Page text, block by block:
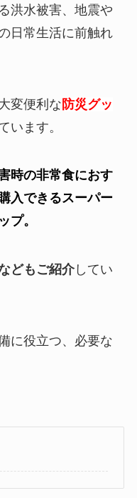
洪水被害、地震や
日常生活に前触れ
変便利な 防災グッ
います。
時の非常食におす
入できるスーパー
プ。
どもご紹介してい
に役立つ、必要な